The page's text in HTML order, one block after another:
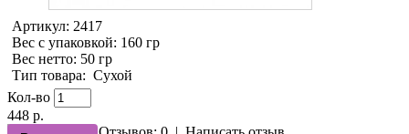
Артикул: 2417
Вес с упаковкой: 160 гр
Вес нетто: 50 гр
Тип товара: Сухой
Кол-во
448 р.